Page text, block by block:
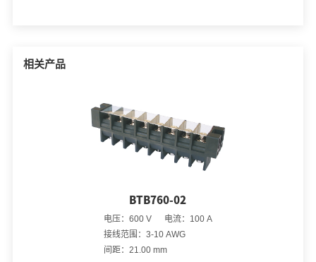
相关产品
电压：600 V 电流：100 A
接线范围：3-10 AWG
间距：21.00 mm